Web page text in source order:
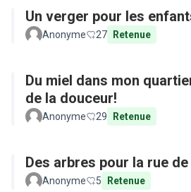
Un verger pour les
Anonyme 27 Retenue
Du miel dans mon
de la douceur!
Anonyme 29 Retenue
Des arbres pour la rue
Anonyme 5 Retenue